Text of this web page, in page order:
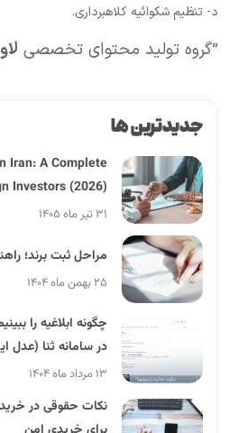
د- تنظیم شکوائیه کلاهبرداری.
“گروه تولید محتوای تخصصی
جدیدترین ها
Iran: A Complete
Investors (2026)
۳۱ تیر ماه ۱۴۰۵
مراحل ثبت برند؛
۲۵ بهمن ماه ۱۴۰۴
چگونه ابلاغیه را
در سامانه ثنا (عدل
۱۳ مرداد ماه ۱۴۰۴
نکات حقوقی در